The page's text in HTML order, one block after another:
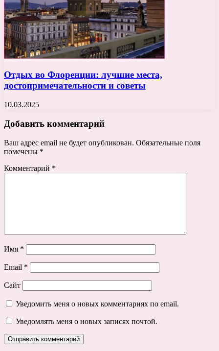
Отдых во Флоренции: лучшие места,
достопримечательности и советы
10.03.2025
Добавить комментарий
Ваш адрес email не будет опубликован. Обязательные поля
помечены *
Комментарий *
Имя *
Email *
Сайт
Уведомить меня о новых комментариях по email.
Уведомлять меня о новых записях почтой.